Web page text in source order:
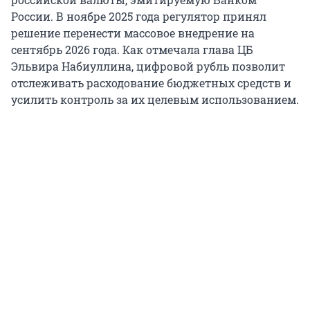
России. В ноябре 2025 года регулятор принял
решение перенести массовое внедрение на
сентябрь 2026 года. Как отмечала глава ЦБ
Эльвира Набиуллина, цифровой рубль позволит
отслеживать расходование бюджетных средств и
усилить контроль за их целевым использованием.